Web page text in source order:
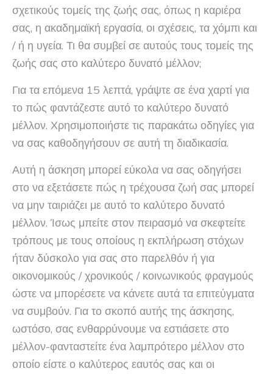
σχετικούς τομείς της ζωής σας, όπως η καριέρα
σας, η ακαδημαϊκή εργασία, οι σχέσεις, τα χόμπι και
/ ή η υγεία. Τι θα συμβεί σε αυτούς τους τομείς της
ζωής σας στο καλύτερο δυνατό μέλλον;
Για τα επόμενα 15 λεπτά, γράψτε σε ένα χαρτί για
το πώς φαντάζεστε αυτό το καλύτερο δυνατό
μέλλον. Χρησιμοποιήστε τις παρακάτω οδηγίες για
να σας καθοδηγήσουν σε αυτή τη διαδικασία.
Αυτή η άσκηση μπορεί εύκολα να σας οδηγήσει
στο να εξετάσετε πώς η τρέχουσα ζωή σας μπορεί
να μην ταιριάζει με αυτό το καλύτερο δυνατό
μέλλον. Ίσως μπείτε στον πειρασμό να σκεφτείτε
τρόπους με τους οποίους η εκπλήρωση στόχων
ήταν δύσκολο για σας στο παρελθόν ή για
οικονομικούς / χρονικούς / κοινωνικούς φραγμούς
ώστε να μπορέσετε να κάνετε αυτά τα επιτεύγματα
να συμβούν. Για το σκοπό αυτής της άσκησης,
ωστόσο, σας ενθαρρύνουμε να εστιάσετε στο
μέλλον-φανταστείτε ένα λαμπρότερο μέλλον στο
οποίο είστε ο καλύτερος εαυτός σας και οι